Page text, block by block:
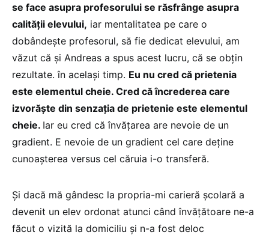
se face asupra profesorului se răsfrânge asupra
calității elevului, iar mentalitatea pe care o
dobândește profesorul, să fie dedicat elevului, am
văzut că și Andreas a spus acest lucru, că se obțin
rezultate. în același timp. Eu nu cred că prietenia
este elementul cheie. Cred că încrederea care
izvorăște din senzația de prietenie este elementul
cheie. Iar eu cred că învățarea are nevoie de un
gradient. E nevoie de un gradient cel care deține
cunoașterea versus cel căruia i-o transferă.
Și dacă mă gândesc la propria-mi carieră școlară a
devenit un elev ordonat atunci când învățătoare ne-a
făcut o vizită la domiciliu și n-a fost deloc